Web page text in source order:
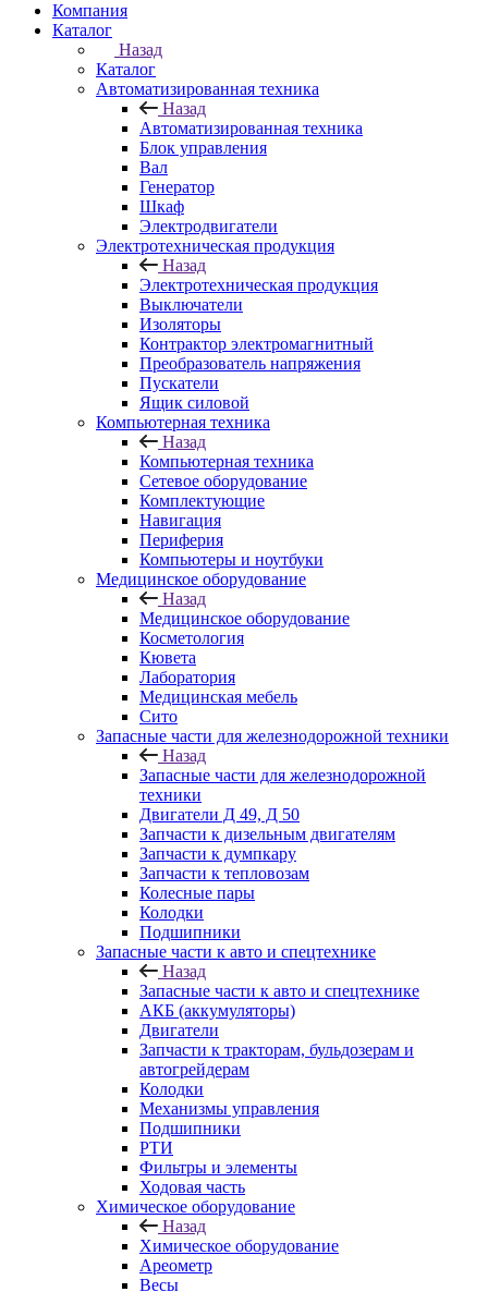
Компания
Каталог
Назад
Каталог
Автоматизированная техника
Назад
Автоматизированная техника
Блок управления
Вал
Генератор
Шкаф
Электродвигатели
Электротехническая продукция
Назад
Электротехническая продукция
Выключатели
Изоляторы
Контрактор электромагнитный
Преобразователь напряжения
Пускатели
Ящик силовой
Компьютерная техника
Назад
Компьютерная техника
Сетевое оборудование
Комплектующие
Навигация
Периферия
Компьютеры и ноутбуки
Медицинское оборудование
Назад
Медицинское оборудование
Косметология
Кювета
Лаборатория
Медицинская мебель
Сито
Запасные части для железнодорожной техники
Назад
Запасные части для железнодорожной
техники
Двигатели Д 49, Д 50
Запчасти к дизельным двигателям
Запчасти к думпкару
Запчасти к тепловозам
Колесные пары
Колодки
Подшипники
Запасные части к авто и спецтехнике
Назад
Запасные части к авто и спецтехнике
АКБ (аккумуляторы)
Двигатели
Запчасти к тракторам, бульдозерам и
автогрейдерам
Колодки
Механизмы управления
Подшипники
РТИ
Фильтры и элементы
Ходовая часть
Химическое оборудование
Назад
Химическое оборудование
Ареометр
Весы